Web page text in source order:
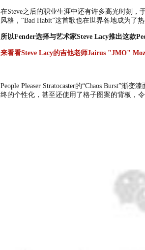
在Steve之后的职业生涯中还有许多高光时刻，
风格，“Bad Habit”这首歌也在世界各地成为了热
所以Fender选择与艺术家Steve Lacy推出这款
来看看Steve Lacy的吉他老师Jairus "JMO"
People Pleaser Stratocaster的“Chaos Burst”渐
终的个性化，甚至还使用了格子图案的背板，